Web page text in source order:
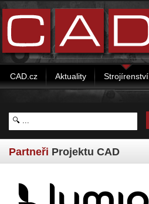
CAD.cz Aktuality Strojírenství
Partneři Projektu CAD